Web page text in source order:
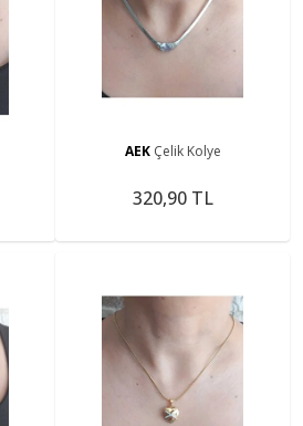
AEK Çelik Kolye
320,90 TL